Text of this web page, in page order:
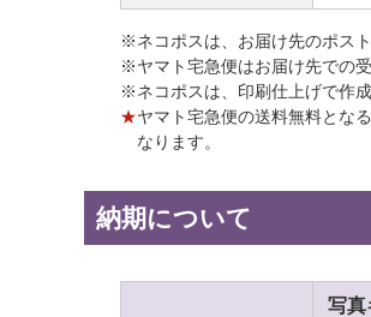
※ネコポスは、お届け先のポスト
※ヤマト宅急便はお届け先での
※ネコポスは、印刷仕上げで作
★ヤマト宅急便の送料無料とな
なります。
納期について
写真